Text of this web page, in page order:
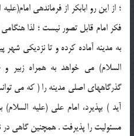
؛ از اين رو ابابكر از فرماندهي
فكر امام قابل تصور نيست ؛ لذا
به مدينه آماده كرده و تا نزديكي شهر
السلام) مي خواهد به همراه
گذرگاههاي اصلي مدينه را ( كه مي
آيد ) بپذيرد، امام علي (علیه
مسئوليت را پذيرفت . همچنين گاهي در